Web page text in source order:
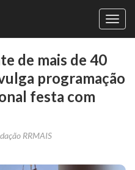
de mais de 40
programação
festa com
RRMAIS